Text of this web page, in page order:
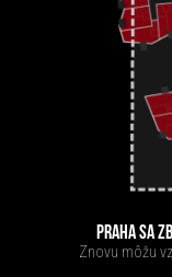
PRAHA SA
Znovu môžu